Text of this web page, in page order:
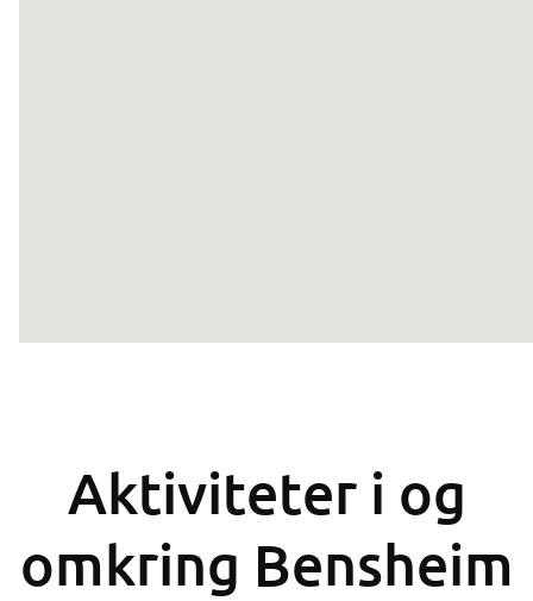
Aktiviteter i og
omkring Bensheim